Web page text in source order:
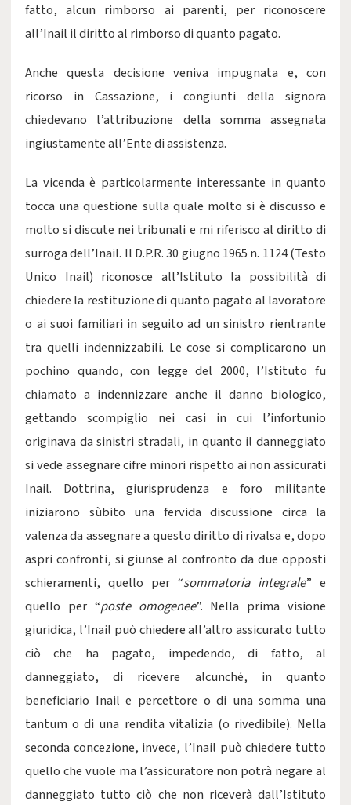
fatto, alcun rimborso ai parenti, per riconoscere
all’Inail il diritto al rimborso di quanto pagato.
Anche questa decisione veniva impugnata e, con
ricorso in Cassazione, i congiunti della signora
chiedevano l’attribuzione della somma assegnata
ingiustamente all’Ente di assistenza.
La vicenda è particolarmente interessante in quanto
tocca una questione sulla quale molto si è discusso e
molto si discute nei tribunali e mi riferisco al diritto di
surroga dell’Inail. Il D.P.R. 30 giugno 1965 n. 1124 (Testo
Unico Inail) riconosce all’Istituto la possibilità di
chiedere la restituzione di quanto pagato al lavoratore
o ai suoi familiari in seguito ad un sinistro rientrante
tra quelli indennizzabili. Le cose si complicarono un
pochino quando, con legge del 2000, l’Istituto fu
chiamato a indennizzare anche il danno biologico,
gettando scompiglio nei casi in cui l’infortunio
originava da sinistri stradali, in quanto il danneggiato
si vede assegnare cifre minori rispetto ai non assicurati
Inail. Dottrina, giurisprudenza e foro militante
iniziarono sùbito una fervida discussione circa la
valenza da assegnare a questo diritto di rivalsa e, dopo
aspri confronti, si giunse al confronto da due opposti
schieramenti, quello per “sommatoria integrale” e
quello per “poste omogenee”. Nella prima visione
giuridica, l’Inail può chiedere all’altro assicurato tutto
ciò che ha pagato, impedendo, di fatto, al
danneggiato, di ricevere alcunché, in quanto
beneficiario Inail e percettore o di una somma una
tantum o di una rendita vitalizia (o rivedibile). Nella
seconda concezione, invece, l’Inail può chiedere tutto
quello che vuole ma l’assicuratore non potrà negare al
danneggiato tutto ciò che non riceverà dall’Istituto